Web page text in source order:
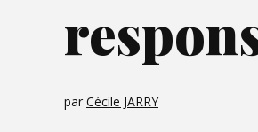
par Cécile JARRY